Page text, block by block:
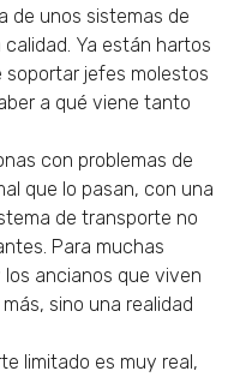
de unos sistemas de
Ya están hartos
soportar jefes molestos
a qué viene tanto
con problemas de
que lo pasan, con una
de transporte no
Para muchas
ancianos que viven
sino una realidad
limitado es muy real,